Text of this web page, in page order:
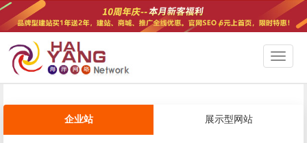
切
换
导
企业站 展示型网站